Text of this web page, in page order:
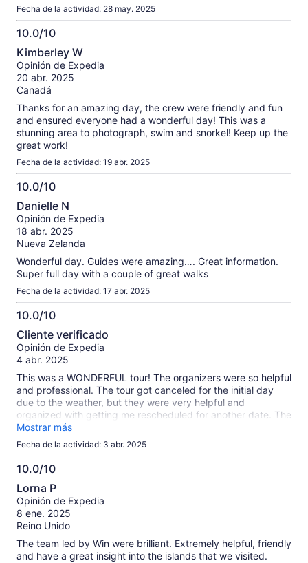
absolut schöner Tag
Fecha de la actividad: 28 may. 2025
10.0/10
10.0
de
10
Kimberley W
Opinión de Expedia
20 abr. 2025
Canadá
Thanks for an amazing day, the crew were friendly and fun
and ensured everyone had a wonderful day! This was a
stunning area to photograph, swim and snorkel! Keep up the
great work!
Fecha de la actividad: 19 abr. 2025
10.0/10
10.0
de
10
Danielle N
Opinión de Expedia
18 abr. 2025
Nueva Zelanda
Wonderful day. Guides were amazing…. Great information.
Super full day with a couple of great walks
Fecha de la actividad: 17 abr. 2025
10.0/10
10.0
de
10
Cliente verificado
Opinión de Expedia
4 abr. 2025
This was a WONDERFUL tour! The organizers were so helpful
and professional. The tour got canceled for the initial day
due to the weather, but they were very helpful and
organized with getting me rescheduled for another date. The
highlights of the tour were the boat ride and the
breathtaking views. Some of the hikes were a little
Mostrar más
Fecha de la actividad: 3 abr. 2025
10.0/10
10.0
de
10
Lorna P
Opinión de Expedia
8 ene. 2025
Reino Unido
The team led by Win were brilliant. Extremely helpful, friendly
and have a great insight into the islands that we visited.